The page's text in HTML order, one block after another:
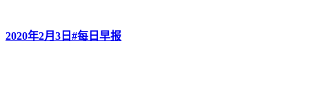
2020年2月3日#每日早报